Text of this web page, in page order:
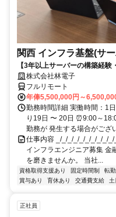
関西 インフラ基盤(サ
【3年以上サーバーの構築経
株式会社林電子
フルリモート
年俸5,500,000円～
勤務時間詳細 実働時間：1
り19日 〜 20日 ⏰9:00～
勤務が 発生する場合がござ
仕事内容 _/_/_/_/_/_/_/_/_/
インフラエンジニア募集 金
を磨きませんか。 当社...
資格取得支援あり 固定時間制 転
賞与あり
育休あり 交通費支給 土
正社員